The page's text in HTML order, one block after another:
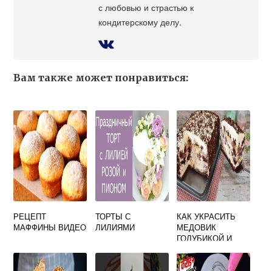
с любовью и страстью к
кондитерскому делу.
Вам также может понравиться:
РЕЦЕПТ
МАФФИНЫ ВИДЕО
ТОРТЫ С
ЛИЛИЯМИ
КАК УКРАСИТЬ
МЕДОВИК
ГОЛУБИКОЙ И